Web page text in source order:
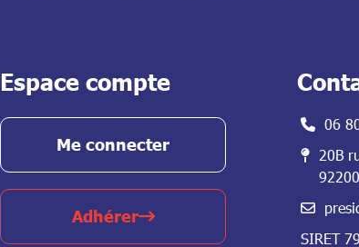
Espace compte
Me connecter
Adhérer
06
20B
SIRET